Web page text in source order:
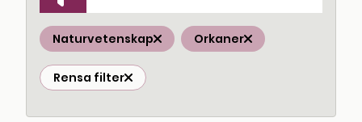
Naturvetenskap Orkaner
Rensa filter